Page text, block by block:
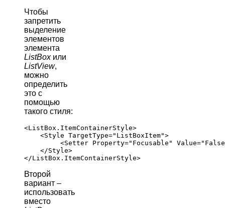
Чтобы
запретить
выделение
элементов
элемента
ListBoxили
ListView,
можно
определить
это с
помощью
такого стиля:
<ListBox.ItemContainerStyle>
    <Style TargetType="ListBoxItem">
<Setter Property="Focusable"
    </Style>
Второй
вариант –
использовать
вместо